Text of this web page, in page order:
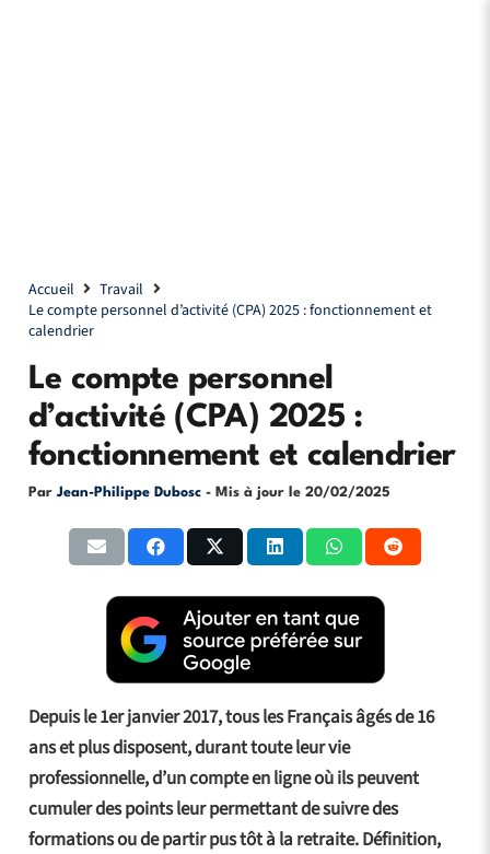
Accueil
Travail
Le compte personnel d’activité (CPA) 2025 : fonctionnement et
calendrier
Le compte personnel
d’activité (CPA) 2025 :
fonctionnement et calendrier
Par Jean-Philippe Dubosc - Mis à jour le 20/02/2025
Depuis le 1er janvier 2017, tous les Français âgés de 16
ans et plus disposent, durant toute leur vie
professionnelle, d’un compte en ligne où ils peuvent
cumuler des points leur permettant de suivre des
formations ou de partir pus tôt à la retraite. Définition,